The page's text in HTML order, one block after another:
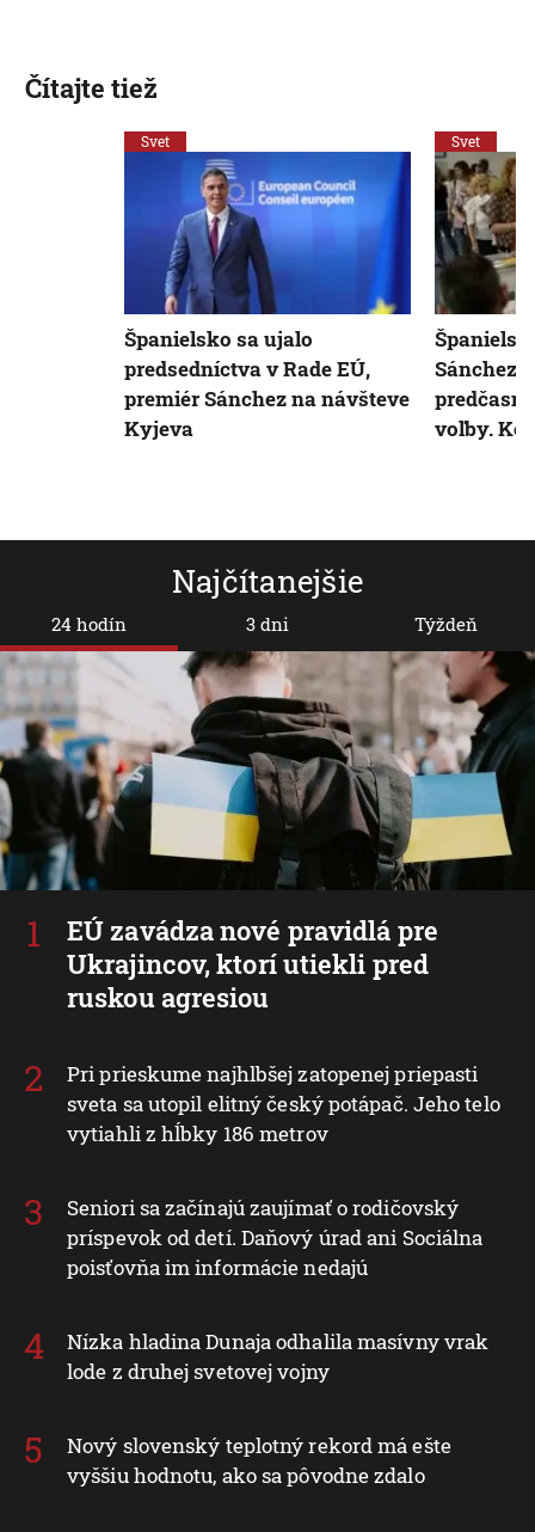
Najčítanejšie
24 hodín
EÚ zavádza nové pravidlá pre
Ukrajincov, ktorí utiekli pred
ruskou agresiou
Pri prieskume najhlbšej zatopenej priepasti
sveta sa utopil elitný český potápač. Jeho telo
vytiahli z hĺbky 186 metrov
Seniori sa začínajú zaujímať o rodičovský
príspevok od detí. Daňový úrad ani Sociálna
poisťovňa im informácie nedajú
Nízka hladina Dunaja odhalila masívny vrak
lode z druhej svetovej vojny
Nový slovenský teplotný rekord má ešte
vyššiu hodnotu, ako sa pôvodne zdalo
3 dni Týždeň
Čítajte tiež
Svet
Španielsko sa ujalo
predsedníctva v Rade EÚ,
premiér Sánchez na návšteve
Kyjeva
Svet
Sánchez
voľby.